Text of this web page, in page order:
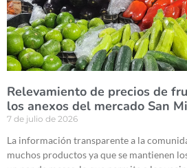
Relevamiento de precios de
los anexos del mercado San
7 de julio de 2026
La información transparente a la
muchos productos ya que se mantienen